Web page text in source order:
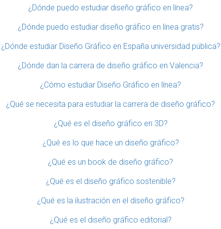
¿Dónde puedo estudiar diseño gráfico en línea?
¿Dónde puedo estudiar diseño gráfico en línea gratis?
¿Dónde estudiar Diseño Gráfico en España universidad pública?
¿Dónde dan la carrera de diseño gráfico en Valencia?
¿Cómo estudiar Diseño Gráfico en línea?
¿Qué se necesita para estudiar la carrera de diseño gráfico?
¿Qué es el diseño gráfico en 3D?
¿Qué es lo que hace un diseño gráfico?
¿Qué es un book de diseño gráfico?
¿Qué es el diseño gráfico sostenible?
¿Qué es la ilustración en el diseño gráfico?
¿Qué es el diseño gráfico editorial?